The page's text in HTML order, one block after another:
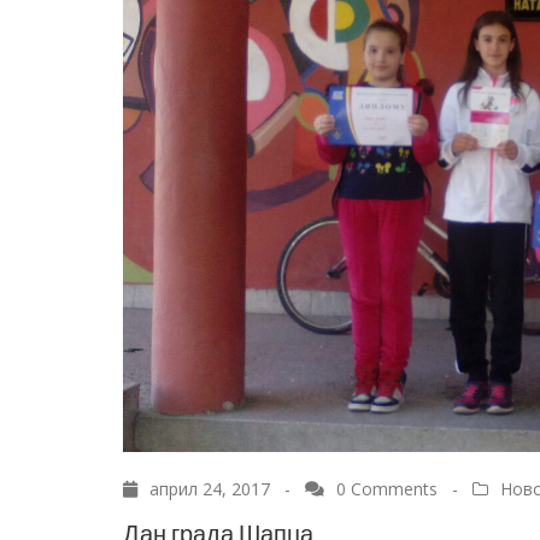
април 24, 2017 - 0 Comments -
Дан града Шапца